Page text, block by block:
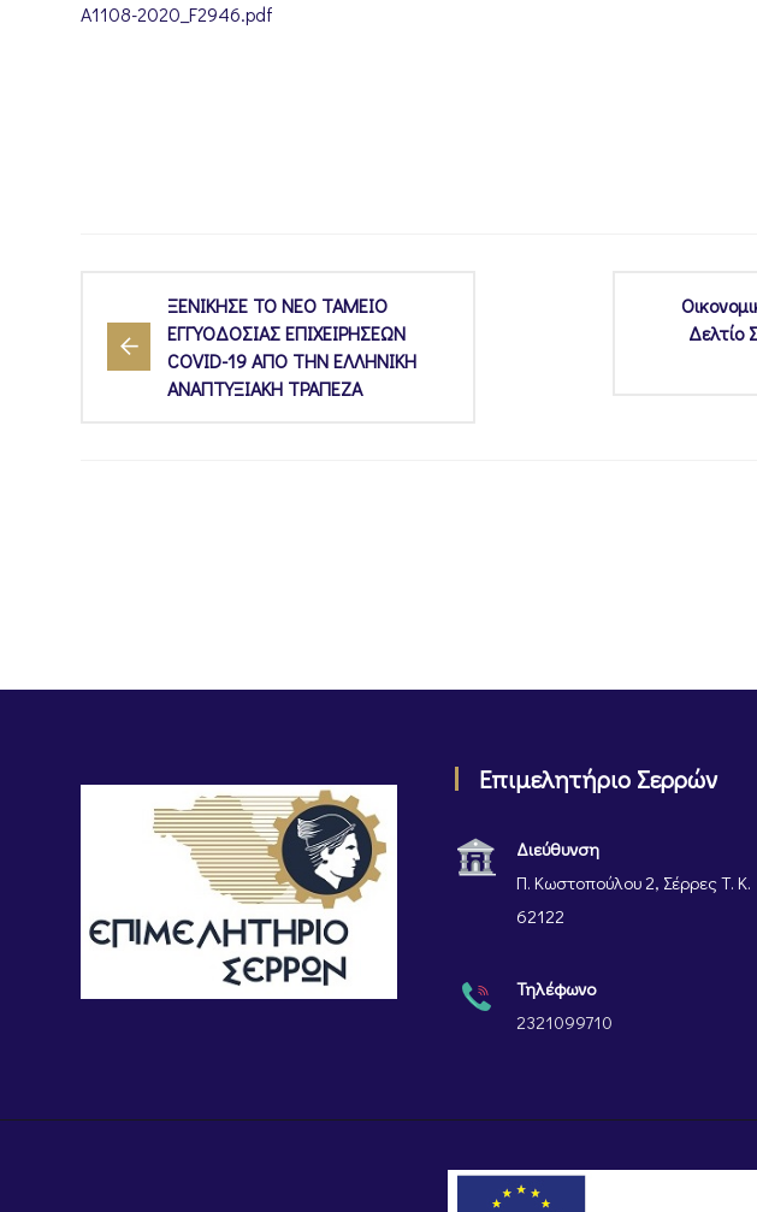
A1108-2020_F2946.pdf
ΞΕΝΙΚΗΣΕ ΤΟ ΝΕΟ ΤΑΜΕΙΟ
ΕΓΓΥΟΔΟΣΙΑΣ ΕΠΙΧΕΙΡΗΣΕΩΝ
COVID-19 ΑΠΟ ΤΗΝ ΕΛΛΗΝΙΚΗ
ΑΝΑΠΤΥΞΙΑΚΗ ΤΡΑΠΕΖΑ
Δελτίο
Επιμελητήριο Σερρών
Διεύθυνση
Π. Κωστοπούλου 2, Σέρρες Τ. Κ.
62122
Τηλέφωνο
2321099710